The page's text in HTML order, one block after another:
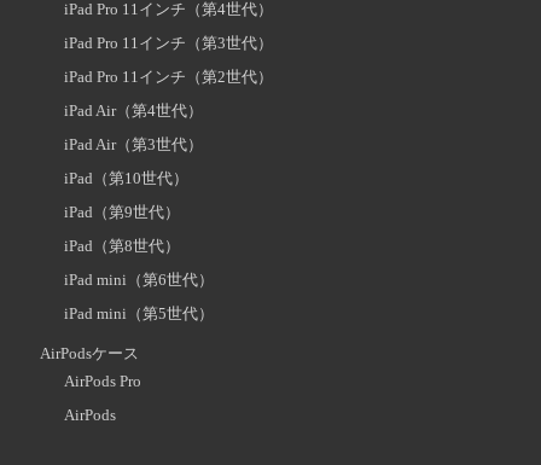
iPad Pro 11インチ（第4世代）
iPad Pro 11インチ（第3世代）
iPad Pro 11インチ（第2世代）
iPad Air（第4世代）
iPad Air（第3世代）
iPad（第10世代）
iPad（第9世代）
iPad（第8世代）
iPad mini（第6世代）
iPad mini（第5世代）
AirPodsケース
AirPods Pro
AirPods